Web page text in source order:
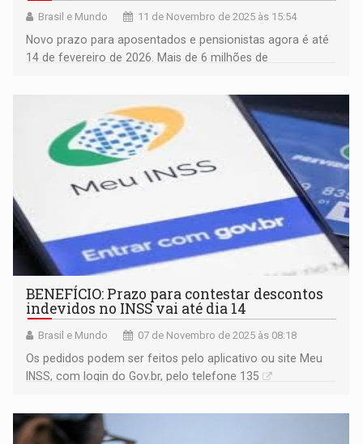
Brasil e Mundo 11 de Novembro de 2025 às 15:54
Novo prazo para aposentados e pensionistas agora é até
14 de fevereiro de 2026. Mais de 6 milhões de
BENEFÍCIO: Prazo para contestar descontos
indevidos no INSS vai até dia 14
Brasil e Mundo 07 de Novembro de 2025 às 08:18
Os pedidos podem ser feitos pelo aplicativo ou site Meu
INSS, com login do Gov.br, pelo telefone 135